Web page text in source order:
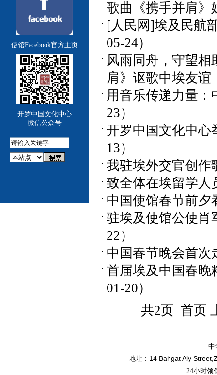
使馆Facebook官方主页
开罗中国文化中心
微信公众号
歌曲《携手并肩》
[人民网]埃及民航
05-24）
风雨同舟，守望
肩》讴歌中埃友谊
用音乐传递力量：
23）
开罗中国文化中心
13）
我驻埃外交官创作
致全体在埃留学人
中国使馆春节前夕
驻埃及使馆公使肖
22）
中国春节晚会首次
首届埃及中国春晚
01-20）
共2页 首页
中
地址： 14 Bahgat Aly
24小时领